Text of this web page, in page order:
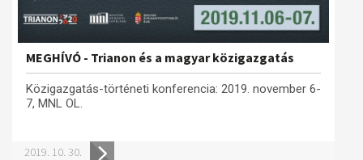
MEGHÍVÓ - Trianon és a magyar közigazgatás
Közigazgatás-történeti konferencia: 2019. november 6-
7, MNL OL.
2019. 10. 30.